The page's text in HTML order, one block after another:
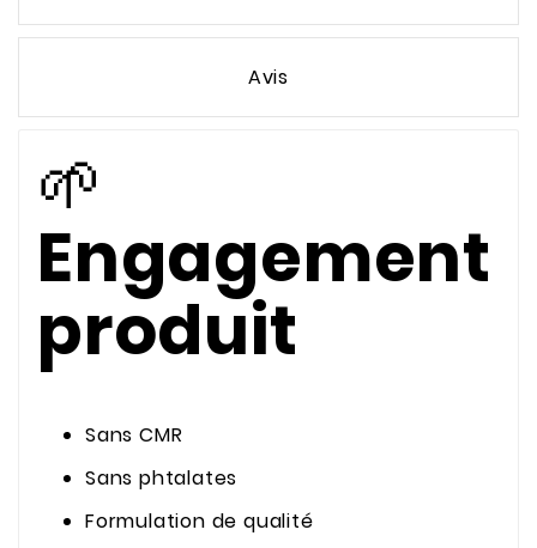
Avis
🌱
Engagement
produit
Sans CMR
Sans phtalates
Formulation de qualité